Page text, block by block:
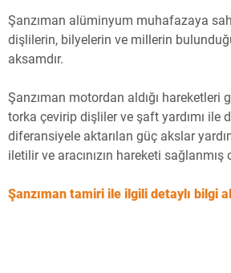
Şanzıman alüminyum muhafazaya
dişlilerin, bilyelerin ve millerin
aksamdır.
Şanzıman motordan aldığı hareketleri
torka çevirip dişliler ve şaft yardımı ile
diferansiyele aktarılan güç akslar
iletilir ve aracınızın hareketi sağlanmış
Şanzıman tamiri ile ilgili detaylı bilgi